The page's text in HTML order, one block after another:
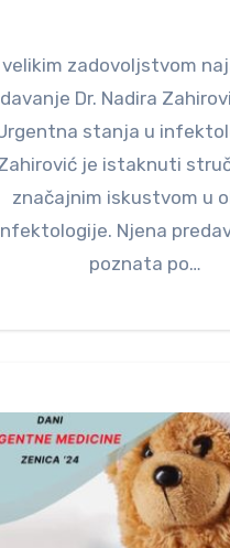
Dr. Nadira
stanja u
je istaknuti
značajnim iskustvom u
Njena
poznata po…